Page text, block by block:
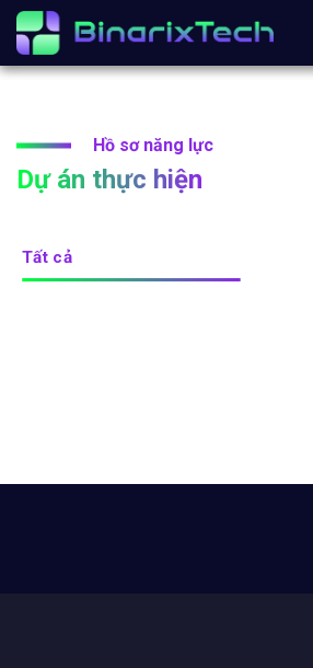
Chuyển
đến
nội
Hồ sơ năng lực
Dự án thực hiện
Tất cả